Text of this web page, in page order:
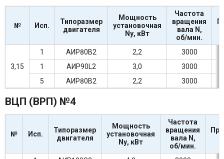
№ Исп.
Типоразмер
двигателя
Мощность
установочная
Nу, кВт
Частота
вращения
вала N,
об/мин.
3,15
1 АИР80В2 2,2
3000
1
АИР90L2 3,0
3000
5
АИР80В2 2,2 3000
ВЦП (ВРП) №4
№ Исп. Типоразмер
двигателя
Мощность
установочная
Nу, кВт
Частота
вращения
вала N,
об/мин.